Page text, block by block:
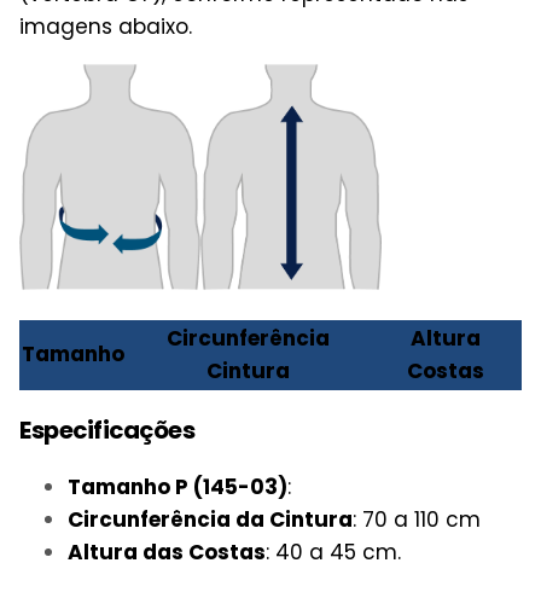
imagens abaixo.
Tamanho
Circunferência
Cintura
Altura
Costas
Especificações
Tamanho P (145-03):
Circunferência da Cintura: 70 a 110 cm
Altura das Costas: 40 a 45 cm.